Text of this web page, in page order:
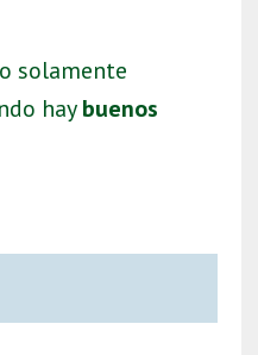
solamente
haybuenos